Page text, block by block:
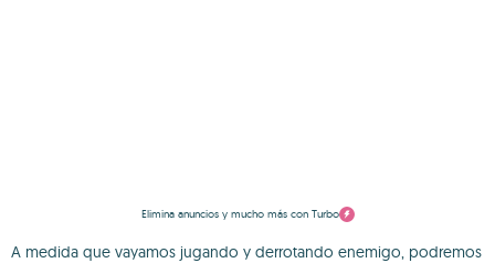
Elimina anuncios y mucho más con Turbo
A medida que vayamos jugando y derrotando enemigo, podremos